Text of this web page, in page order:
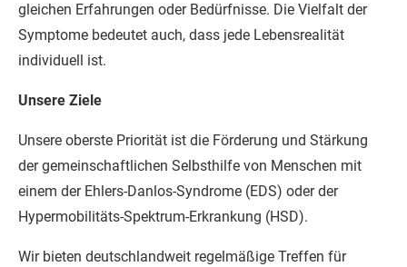
gleichen Erfahrungen oder Bedürfnisse. Die Vielfalt der
Symptome bedeutet auch, dass jede Lebensrealität
individuell ist.
Unsere Ziele
Unsere oberste Priorität ist die Förderung und Stärkung
der gemeinschaftlichen Selbsthilfe von Menschen mit
einem der Ehlers-Danlos-Syndrome (EDS) oder der
Hypermobilitäts-Spektrum-Erkrankung (HSD).
Wir bieten deutschlandweit regelmäßige Treffen für